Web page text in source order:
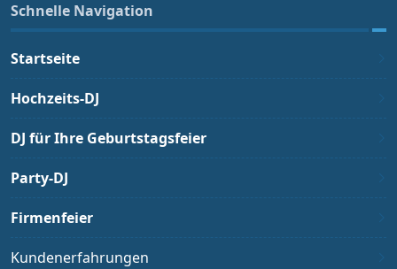
Schnelle Navigation
Startseite
Hochzeits-DJ
DJ für Ihre Geburtstagsfeier
Party-DJ
Firmenfeier
Kundenerfahrungen